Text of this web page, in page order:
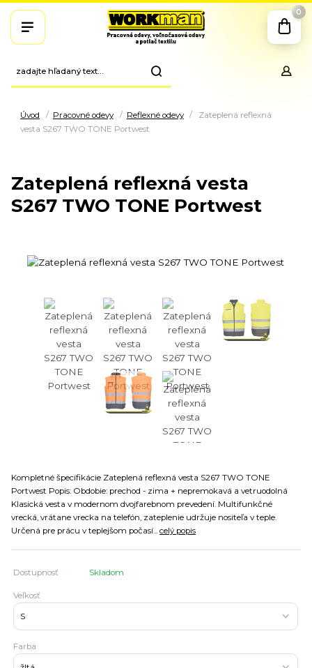
0
Úvod Pracovné odevy Reflexné odevy
Zateplená reflexná
vesta S267 TWO TONE Portwest
Zateplená reflexná vesta
S267 TWO TONE Portwest
Kompletné špecifikácie Zateplená reflexná vesta S267 TWO TONE
Portwest Popis: Obdobie: prechod - zima + nepremokavá a vetruodolná
Klasická vesta v modernom dvojfarebnom prevedení. Multifunkčné
vrecká, vrátane vrecka na telefón, zateplenie udržuje nositeľa v teple.
Určená pre prácu v teplejšom počasí... celý popis
Dostupnosť Skladom
Veľkosť
Farba